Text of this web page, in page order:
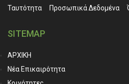
Ταυτότητα Προσωπικά ∆εδομένα
SITEMAP
ΑΡΧΙΚΗ
Νέα Επικαιρότητα